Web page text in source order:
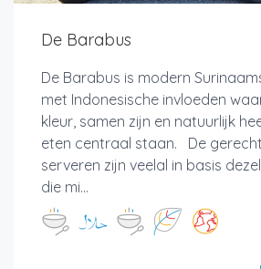
De Barabus
De Barabus is modern
met Indonesische invloeden
kleur, samen zijn en natuurlijk
eten centraal staan. De
serveren zijn veelal in basis
die mi...